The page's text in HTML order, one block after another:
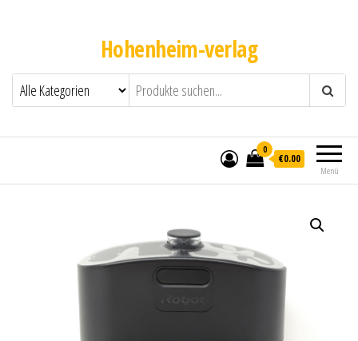
Hohenheim-verlag
Menü
0
€0.00